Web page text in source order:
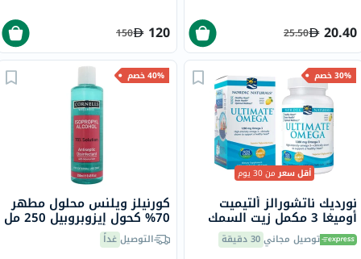
20.40
25.50
120
150
30% خصم
أقل سعرمن 30 يوم
نورديك ناتشورالز ألتيميت
أوميغا 3 مكمل زيت السمك
بتركيز 1280 ملجم لكل وجبة
كبسولات هلامية لينة حزمة
توصيل مجاني30 دقيقة
40% خصم
كورنيلز ويلنس محلول مطهر
70% كحول إيزوبروبيل 250 مل
التوصيلغداً